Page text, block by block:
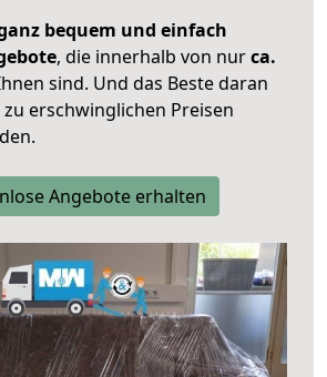
bequem und einfach
, die innerhalb von nurca.
sind. Und das Beste daran
zu erschwinglichen Preisen
Angebote erhalten